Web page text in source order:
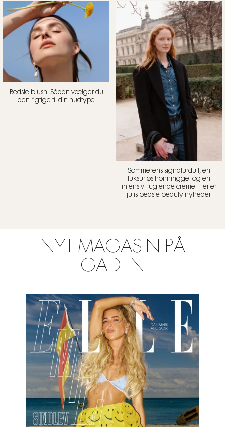
Bedste blush: Sådan vælger du
den rigtige til din hudtype
Sommerens signaturduft, en
luksuriøs honninggel og en
intensivt fugtende creme: Her er
julis bedste beauty-nyheder
NYT MAGASIN PÅ
GADEN